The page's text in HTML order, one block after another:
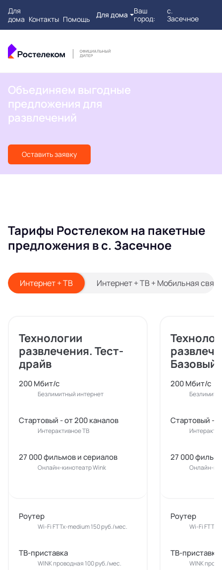
Для
дома Контакты Помощь Для дома
Ваш
город:
с.
Засечное
Объединяем выгодные
предложения для
развлечений
Оставить заявку
Тарифы Ростелеком на пакетные
предложения в с. Засечное
Интернет + ТВ Интернет + ТВ + Мобильная связь
Технологии
развлечения. Тест-
драйв
200 Мбит/с
Безлимитный интернет
Стартовый - от 200 каналов
Интерактивное ТВ
27 000 фильмов и сериалов
Онлайн-кинотеатр Wink
Роутер
Wi-Fi FTTx-medium 150 руб./мес.
ТВ-приставка
WINK проводная 100 руб./мес.
Базовый
200 Мбит/с
Стартовый -
27 000
Онлайн-
Роутер
Wi-Fi
ТВ-приставка
WINK